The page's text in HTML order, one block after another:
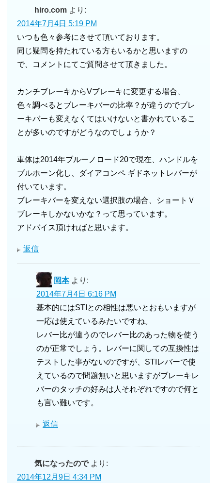
hiro.com より:
2014年7月4日 5:19 PM
いつも色々参考にさせて頂いております。
同じ疑問を持たれている方もいるかと思いますの
で、コメントにてご質問させて頂きました。
カンチブレーキからVブレーキに変更する場合、
色々調べるとブレーキバーの比率？が違うのでブレ
ーキバーも変えなくてはいけないと書かれているこ
とが多いのですがどうなのでしょうか？
車体は2014年ブルーノロード20で現在、ハンドルを
ブルホーン化し、ダイアコンペ ギドネットレバーが
付いています。
ブレーキバーを変えない選択肢の場合、ショートＶ
ブレーキしかないかな？って思っています。
アドバイス頂ければと思います。
返信
岡本 より:
2014年7月4日 6:16 PM
基本的にはSTIとの相性は悪いとおもいますが
一応は使えているみたいですね。
レバー比が違うのでレバー比のあった物を使う
のが正常でしょう。レバーに関しての互換性は
テストした事がないのですが、STIレバーで使
えているので問題無いと思いますがブレーキレ
バーのタッチの好みは人それぞれですので何と
も言い難いです。
返信
気になったので より:
2014年12月9日 4:34 PM